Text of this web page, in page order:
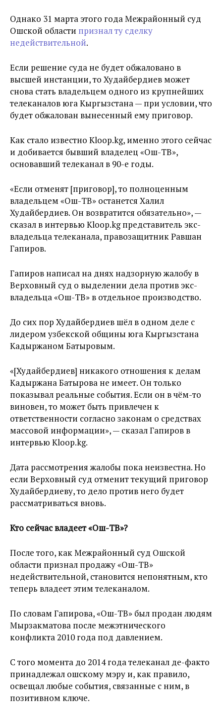
Однако 31 марта этого года Межрайонный суд
Ошской области признал ту сделку
недействительной.
Если решение суда не будет обжаловано в
высшей инстанции, то Худайбердиев может
снова стать владельцем одного из крупнейших
телеканалов юга Кыргызстана — при условии, что
будет обжалован вынесенный ему приговор.
Как стало известно Kloop.kg, именно этого сейчас
и добивается бывший владелец «Ош-ТВ»,
основавший телеканал в 90-е годы.
«Если отменят [приговор], то полноценным
владельцем «Ош-ТВ» останется Халил
Худайбердиев. Он возвратится обязательно», —
сказал в интервью Kloop.kg представитель экс-
владельца телеканала, правозащитник Равшан
Гапиров.
Гапиров написал на днях надзорную жалобу в
Верховный суд о выделении дела против экс-
владельца «Ош-ТВ» в отдельное производство.
До сих пор Худайбердиев шёл в одном деле с
лидером узбекской общины юга Кыргызстана
Кадыржаном Батыровым.
«[Худайбердиев] никакого отношения к делам
Кадыржана Батырова не имеет. Он только
показывал реальные события. Если он в чём-то
виновен, то может быть привлечен к
ответственности согласно законам о средствах
массовой информации», — сказал Гапиров в
интервью Kloop.kg.
Дата рассмотрения жалобы пока неизвестна. Но
если Верховный суд отменит текущий приговор
Худайбердиеву, то дело против него будет
рассматриваться вновь.
Кто сейчас владеет «Ош-ТВ»?
После того, как Межрайонный суд Ошской
области признал продажу «Ош-ТВ»
недействительной, становится непонятным, кто
теперь владеет этим телеканалом.
По словам Гапирова, «Ош-ТВ» был продан людям
Мырзакматова после межэтнического
конфликта 2010 года под давлением.
С того момента до 2014 года телеканал де-факто
принадлежал ошскому мэру и, как правило,
освещал любые события, связанные с ним, в
позитивном ключе.